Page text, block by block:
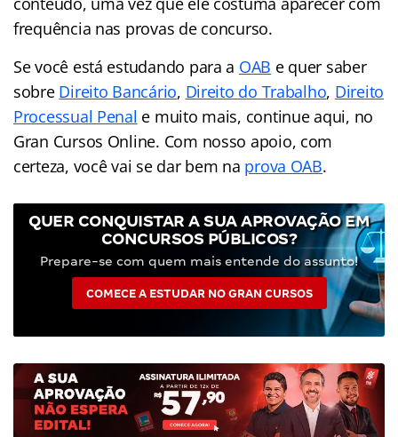
frequência nas provas de concurso.
Se você está estudando para a OAB e quer saber
sobre Direito Bancário, Direito do Trabalho, Direito
Processual Penal e muito mais, continue aqui, no
Gran Cursos Online. Com nosso apoio, com
certeza, você vai se dar bem na prova OAB.
QUER CONQUISTAR A SUA APROVAÇÃO EM
CONCURSOS PÚBLICOS?
Prepare-se com quem mais entende do assunto!
COMECE A ESTUDAR NO GRAN CURSOS